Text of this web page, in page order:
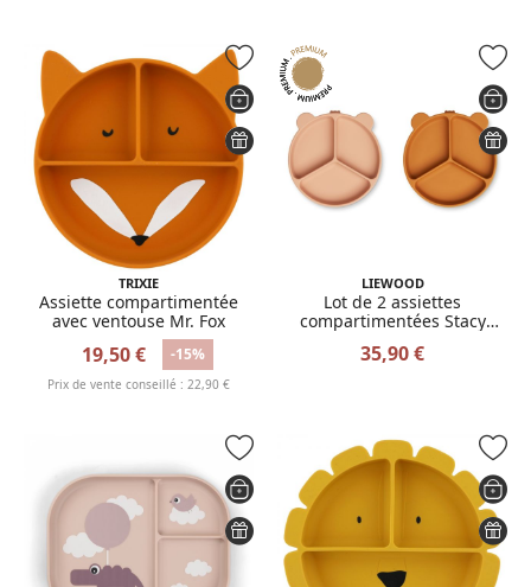
TRIXIE
Assiette compartimentée
avec ventouse Mr. Fox
19,50 € -15%
Prix de vente conseillé : 22,90 €
LIEWOOD
Lot de 2 assiettes
compartimentées Stacy
35,90 €